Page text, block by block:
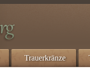
Trauerkränze